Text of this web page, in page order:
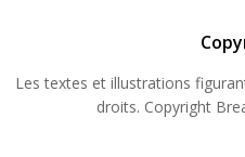
Les textes et illustrations
droits. Copyright